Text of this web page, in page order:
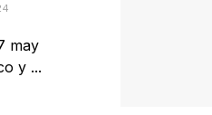
may
y ...